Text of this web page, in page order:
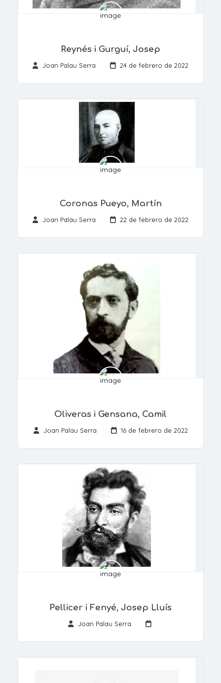
Reynés i Gurguí, Josep
Joan Palau Serra 24 de febrero de 2022
Coronas Pueyo, Martín
Joan Palau Serra 22 de febrero de 2022
Oliveras i Gensana, Camil
Joan Palau Serra 16 de febrero de 2022
Pellicer i Fenyé, Josep Lluís
Joan Palau Serra